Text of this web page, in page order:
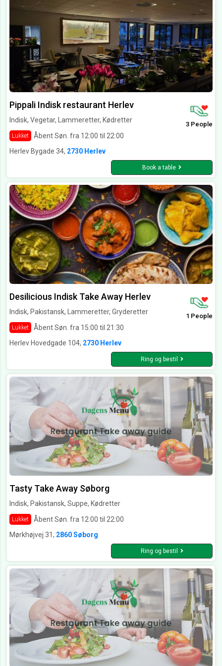
Pippali Indisk restaurant Herlev
Indisk, Vegetar, Lammeretter, Kødretter
Lukket Åbent Søn. fra 12:00 til 22:00
3 People
Herlev Bygade 34, 2730 Herlev
Book a table
Desilicious Indisk Take Away Herlev
Indisk, Pakistansk, Lammeretter, Gryderetter
Lukket Åbent Søn. fra 15:00 til 21:30
1 People
Herlev Hovedgade 104, 2730 Herlev
Ring og bestil
Tasty Take Away Søborg
Indisk, Pakistansk, Suppe, Kødretter
Lukket
Åbent Søn. fra 12:00 til 22:00
Mørkhøjvej 31, 2860 Søborg
Ring og bestil